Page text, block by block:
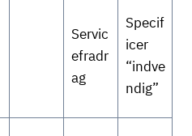
Servic
efradr
ag
Specif
icer
“indve
ndig”